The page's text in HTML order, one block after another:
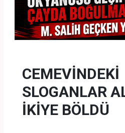
CEMEVİNDEKİ
SLOGANLAR
İKİYE BÖLDÜ